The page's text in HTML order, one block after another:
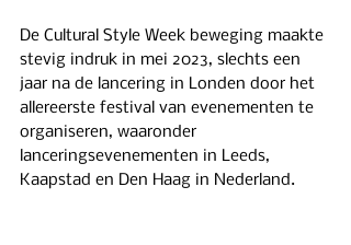
De Cultural Style Week beweging maakte
stevig indruk in mei 2023, slechts een
jaar na de lancering in Londen door het
allereerste festival van evenementen te
organiseren, waaronder
lanceringsevenementen in Leeds,
Kaapstad en Den Haag in Nederland.